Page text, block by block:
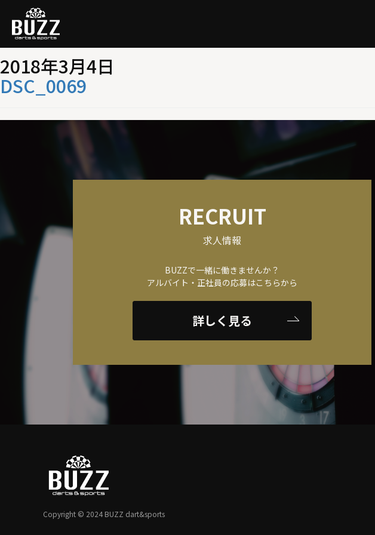
記事一覧
2018年3月4日
DSC_0069
RECRUIT
求人情報
BUZZで一緒に働きませんか？
アルバイト・正社員の応募はこちらから
詳しく見る
Copyright © 2024 BUZZ dart&sports